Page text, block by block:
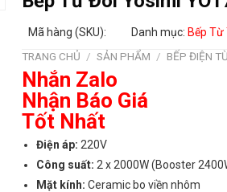
Mã hàng (SKU): Danh mục: Bếp Từ
TRANG CHỦ / SẢN PHẨM / BẾP ĐIỆN
Nhắn Zalo
Nhận Báo Giá
Tốt Nhất
Điện áp: 220V
Công suất: 2 x 2000W (Booster
Mặt kính: Ceramic bo viền nhôm